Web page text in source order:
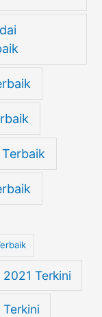
Terkini